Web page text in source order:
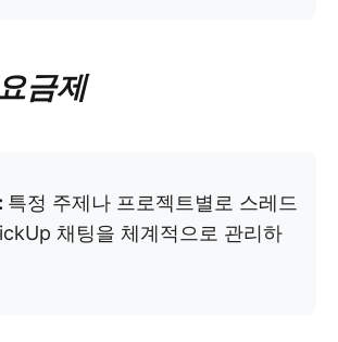
금제
특정 주제나 프로젝트별로 스레드
채팅을 체계적으로 관리하